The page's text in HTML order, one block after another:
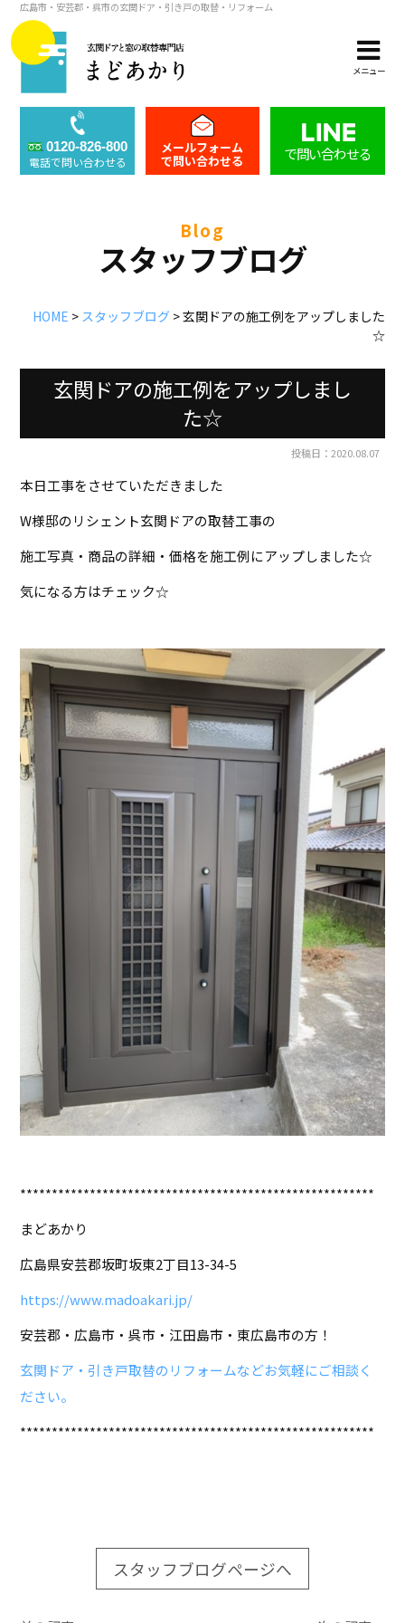
広島市・安芸郡・呉市の玄関ドア・引き戸の取替・リフォーム
メニュー
0120-826-800
電話で問い合わせる
メールフォーム
で問い合わせる で問い合わせる
blog
スタッフブログ
HOME > スタッフブログ>玄関ドアの施工例をアップしました
☆
玄関ドアの施工例をアップしまし
た☆
投稿日：2020.08.07
本日工事をさせていただきました
W様邸のリシェント玄関ドアの取替工事の
施工写真・商品の詳細・価格を施工例にアップしました☆
気になる方はチェック☆
********************************************************
まどあかり
広島県安芸郡坂町坂東2丁目13-34-5
https://www.madoakari.jp/
安芸郡・広島市・呉市・江田島市・東広島市の方！
玄関ドア・引き戸取替のリフォームなどお気軽にご相談く
ださい。
********************************************************
スタッフブログページへ